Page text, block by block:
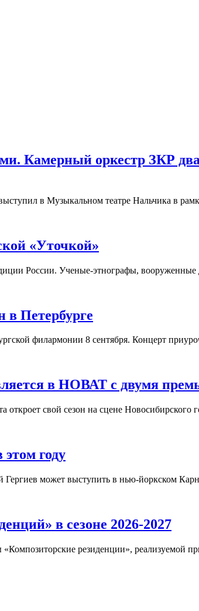
Камерный оркестр ЗКР
в Музыкальном театре Нальчика в
«Уточкой»
России. Ученые-этнографы,
в Петербурге
филармонии 8 сентября. Концерт
в НОВАТ с двумя
свой сезон на сцене Новосибирского
году
может выступить в нью-йоркском
в сезоне 2026-2027
резиденции», реализуемой